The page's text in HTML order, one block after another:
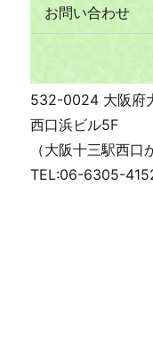
お問い合わせ
532-0024 大阪府
西口浜ビル5F
（大阪十三駅西口
TEL:06-6305-